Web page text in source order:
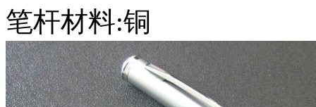
笔杆材料:铜